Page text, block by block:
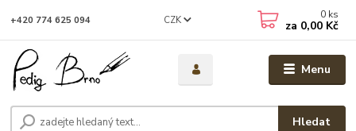
Menu
CZK
Hledat
+420 774 625 094 0 ks
za 0,00 Kč